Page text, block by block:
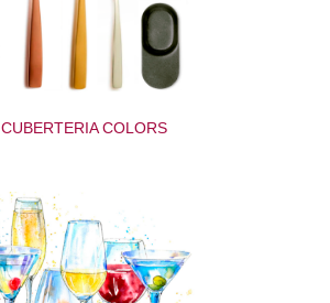
CUBERTERIA COLORS